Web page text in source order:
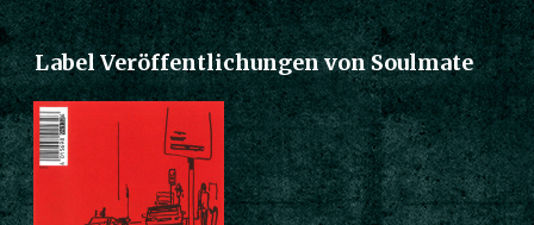
Label Veröffentlichungen von Soulmate